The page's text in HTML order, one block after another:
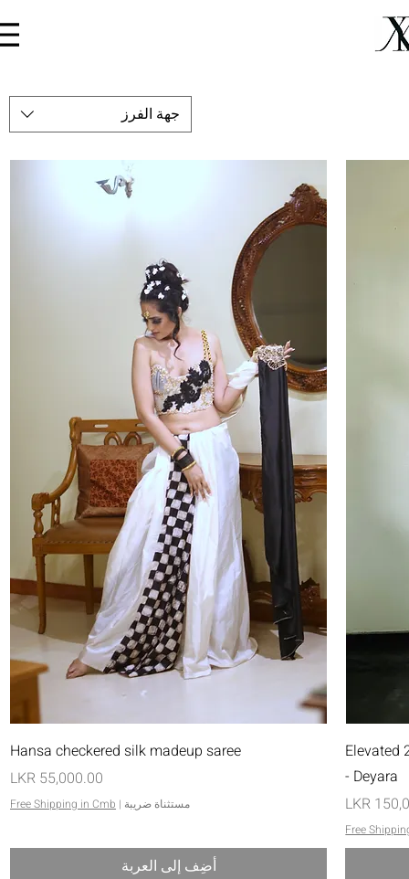
جهة الفرز
Elevated
- Deyara
Free
العرض السريع
Hansa checkered silk madeup saree
السعر
مستثناة ضريبة |
Free Shipping in Cmb
أضِف إلى العربة